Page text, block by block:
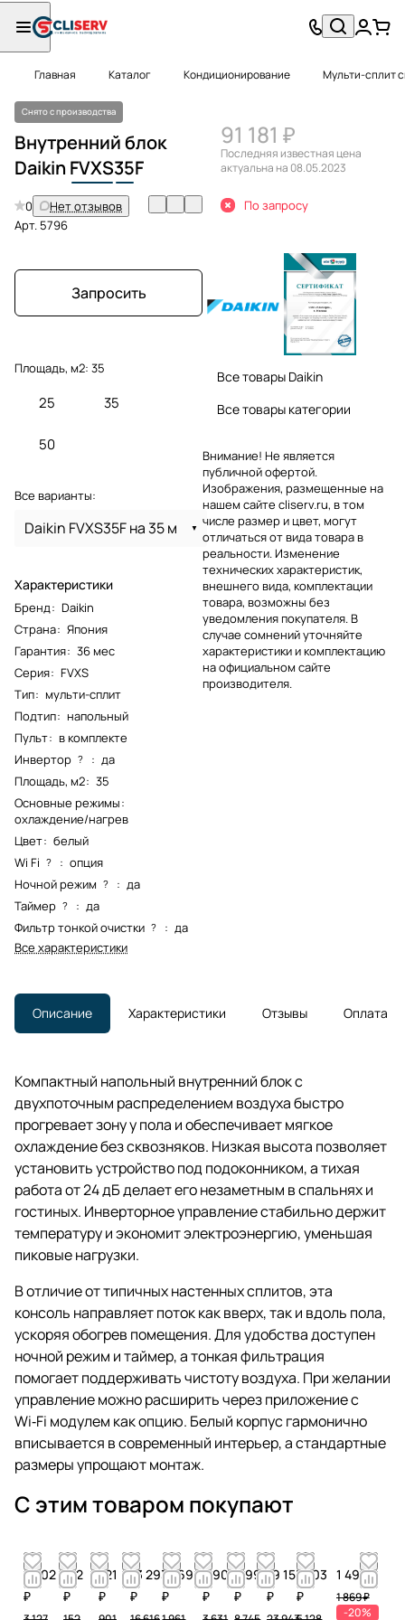
Главная Каталог Кондиционирование Мульти-сплит
Снято с производства
Внутренний блок
DaikinFVXS35F
0
Нет отзывов
Арт. 5796
Запросить
Площадь, м2: 35
25 35
50
Все варианты:
Daikin FVXS35F на 35 м
Характеристики
Бренд: Daikin
Страна: Япония
Гарантия: 36 мес
Серия: FVXS
Тип: мульти-сплит
Подтип: напольный
Пульт: в комплекте
Инвертор ? : да
Площадь, м2: 35
Основные режимы:
охлаждение/нагрев
Цвет: белый
Wi Fi ? : опция
Ночной режим ? : да
Таймер ? : да
Фильтр тонкой очистки ? : да
Все характеристики
91 181 ₽
Последняя известная цена
актуальна на 08.05.2023
По запросу
Все товары Daikin
Все товары категории
Внимание! Не является
публичной офертой.
Изображения, размещенные на
нашем сайте cliserv.ru, в том
числе размер и цвет, могут
отличаться от вида товара в
реальности. Изменение
технических характеристик,
внешнего вида, комплектации
товара, возможны без
уведомления покупателя. В
случае сомнений уточняйте
характеристики и комплектацию
на официальном сайте
производителя.
Описание Характеристики Отзывы Оплата
Компактный напольный внутренний блок с
двухпоточным распределением воздуха быстро
прогревает зону у пола и обеспечивает мягкое
охлаждение без сквозняков. Низкая высота позволяет
установить устройство под подоконником, а тихая
работа от 24 дБ делает его незаметным в спальнях и
гостиных. Инверторное управление стабильно держит
температуру и экономит электроэнергию, уменьшая
пиковые нагрузки.
В отличие от типичных настенных сплитов, эта
консоль направляет поток как вверх, так и вдоль пола,
ускоряя обогрев помещения. Для удобства доступен
ночной режим и таймер, а тонкая фильтрация
помогает поддерживать чистоту воздуха. При желании
управление можно расширить через приложение с
Wi‑Fi модулем как опцию. Белый корпус гармонично
вписывается в современный интерьер, а стандартные
размеры упрощают монтаж.
С этим товаром покупают
2 502
₽
122
₽
721
₽
13 293
₽
1 569
₽
2 905
₽
6 996
₽
19 155
₽
4 103
₽
1 496 ₽
1 869 ₽
-20%